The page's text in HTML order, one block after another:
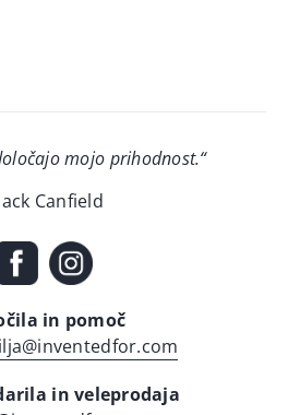
mojo prihodnost.“
Canfield
in pomoč
in veleprodaja